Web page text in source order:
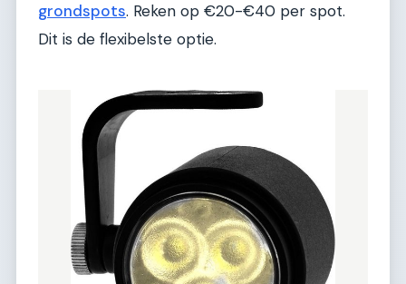
grondspots. Reken op €20-€40 per spot.
Dit is de flexibelste optie.